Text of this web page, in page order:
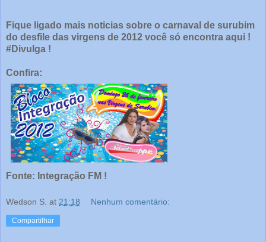
Fique ligado mais noticias sobre o carnaval de surubim
do desfile das virgens de 2012 você só encontra aqui !
#Divulga !
Confira:
Fonte: Integração FM !
Wedson S. at 21:18 Nenhum comentário:
Compartilhar